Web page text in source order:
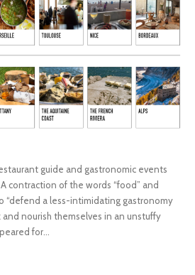
guide and gastronomic events
contraction of the words “food” and
“defend a less-intimidating gastronomy
nourish themselves in an unstuffy
for…